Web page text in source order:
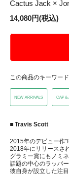
Cactus Jack ×
14,080円(税込)
この商品のキーワード
NEW ARRIVALS CAP &
■ Travis Scott
2015年のデビュー作
2018年にリリースさ
グラミー賞にもノミ
話題の中心のラッパ
彼自身が設立した注